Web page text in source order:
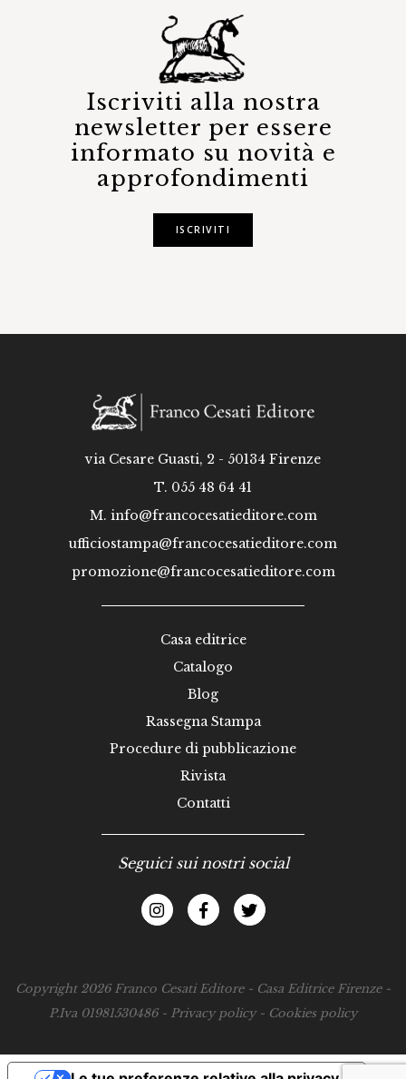
Iscriviti alla nostra
newsletter per essere
informato su novità e
approfondimenti
ISCRIVITI
via Cesare Guasti, 2 - 50134 Firenze
T. 055 48 64 41
M. info@francocesatieditore.com
ufficiostampa@francocesatieditore.com
promozione@francocesatieditore.com
Casa editrice
Catalogo
Blog
Rassegna Stampa
Procedure di pubblicazione
Rivista
Contatti
Seguici sui nostri social
Copyright 2026 Franco Cesati Editore - Casa Editrice Firenze -
P.Iva 01981530486 - Privacy policy- Cookies policy